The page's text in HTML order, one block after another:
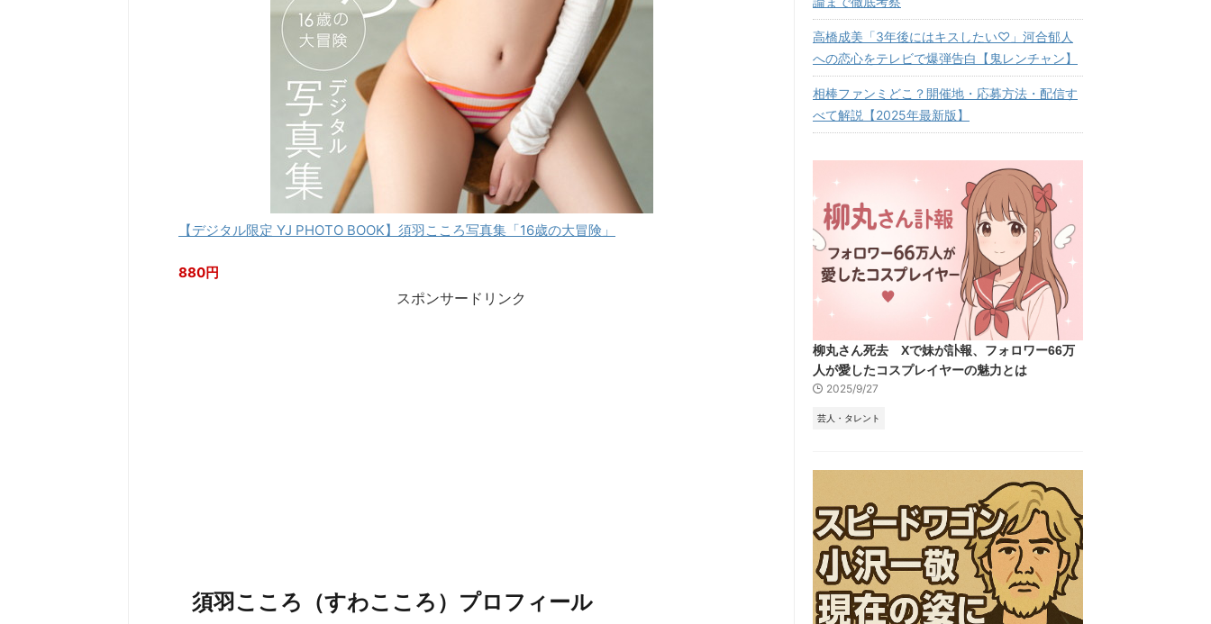
【デジタル限定 YJ PHOTO BOOK】須羽こころ写真集「16歳の大冒険」
880円
スポンサードリンク
須羽こころ（すわこころ）プロフィール
高橋成美「3年後にはキスしたい♡」河合郁人
への恋心をテレビで爆弾告白【鬼レンチャン】
相棒ファンミどこ？開催地・応募方法・配信す
べて解説【2025年最新版】
柳丸さん死去 Xで妹が訃報、フォロワー66万
人が愛したコスプレイヤーの魅力とは
2025/9/27
芸人・タレント